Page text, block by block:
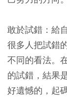
敢於試錯：給
很多人把試錯
不同的看法。
的試錯，結果
好遺憾的，起